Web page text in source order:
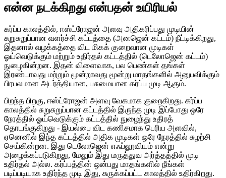
என்ன நடக்கிறது என்பதன் உயிரியல்
கர்ப்ப காலத்தில், ஈஸ்ட்ரோஜன் அளவு அதிகரிப்பது முடியின்
சுறுசுறுப்பான வளர்ச்சி கட்டத்தை (அனஜென் கட்டம்) நீட்டிக்கிறது,
இதனால் வழக்கத்தை விட மிகக் குறைவான முடிகள்
ஓய்வெடுக்கும் மற்றும் உதிர்தல் கட்டத்தில் (டெலோஜென் கட்டம்)
நுழைகின்றன. இதன் விளைவாக, பல பெண்கள் தங்கள்
இரண்டாவது மற்றும் மூன்றாவது மூன்று மாதங்களில் அனுபவிக்கும்
பிரபலமான அடர்த்தியான, பசுமையான கர்ப்ப முடி ஆகும்.
பிறந்த பிறகு, ஈஸ்ட்ரோஜன் அளவு வேகமாக குறைகிறது. கர்ப்ப
காலத்தில் சுறுசுறுப்பான கட்டத்தில் இருந்த முடி இப்போது ஒரே
நேரத்தில் ஓய்வெடுக்கும் கட்டத்தில் நுழைந்து உதிரத்
தொடங்குகிறது - இயல்பை விட கணிசமாக பெரிய அளவில்,
ஏனெனில் இந்த கட்டத்தில் அதிக முடிகள் ஒரே நேரத்தில் சுழற்சி
செய்கின்றன. இது டெலோஜென் எஃப்லூவியம் என்று
அழைக்கப்படுகிறது, மேலும் இது மருத்துவ அர்த்தத்தில் முடி
உதிர்தல் அல்ல. கர்ப்பத்தின் ஒன்பது மாதங்களில் நீங்கள்
படிப்படியாக உதிர்ந்த முடி இது, சுருக்கப்பட்ட காலத்தில் உதிர்கிறது.